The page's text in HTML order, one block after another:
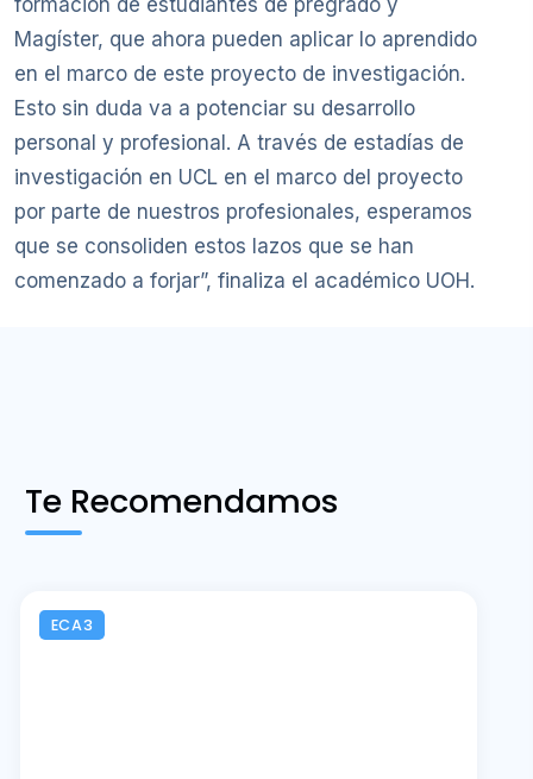
formación de estudiantes de pregrado y
Magíster, que ahora pueden aplicar lo aprendido
en el marco de este proyecto de investigación.
Esto sin duda va a potenciar su desarrollo
personal y profesional. A través de estadías de
investigación en UCL en el marco del proyecto
por parte de nuestros profesionales, esperamos
que se consoliden estos lazos que se han
comenzado a forjar”, finaliza el académico UOH.
Te Recomendamos
ECA3